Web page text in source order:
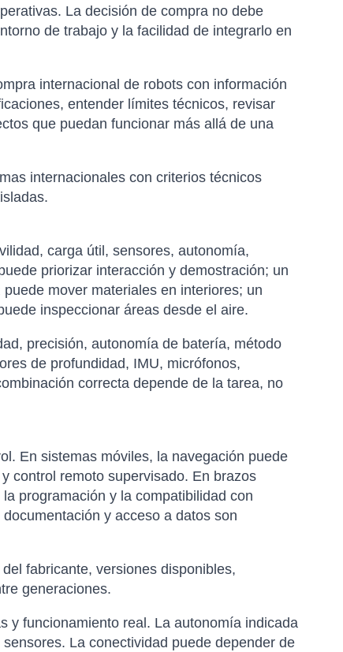
La decisión de compra no debe
de trabajo y la facilidad de integrarlo en
internacional de robots con información
entender límites técnicos, revisar
que puedan funcionar más allá de una
internacionales con criterios técnicos
carga útil, sensores, autonomía,
priorizar interacción y demostración; un
mover materiales en interiores; un
inspeccionar áreas desde el aire.
precisión, autonomía de batería, método
de profundidad, IMU, micrófonos,
correcta depende de la tarea, no
En sistemas móviles, la navegación puede
control remoto supervisado. En brazos
programación y la compatibilidad con
y acceso a datos son
fabricante, versiones disponibles,
generaciones.
y funcionamiento real. La autonomía indicada
La conectividad puede depender de